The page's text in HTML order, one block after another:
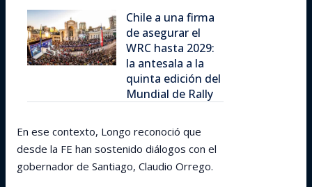
Chile a una firma
de asegurar el
WRC hasta 2029:
la antesala a la
quinta edición del
Mundial de Rally
En ese contexto, Longo reconoció que
desde la FE han sostenido diálogos con el
gobernador de Santiago, Claudio Orrego.